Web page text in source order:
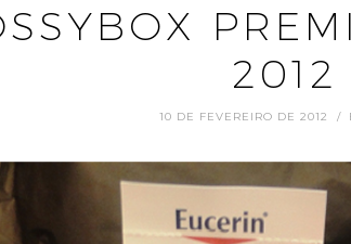
2012
10 DE FEVEREIRO DE 2012